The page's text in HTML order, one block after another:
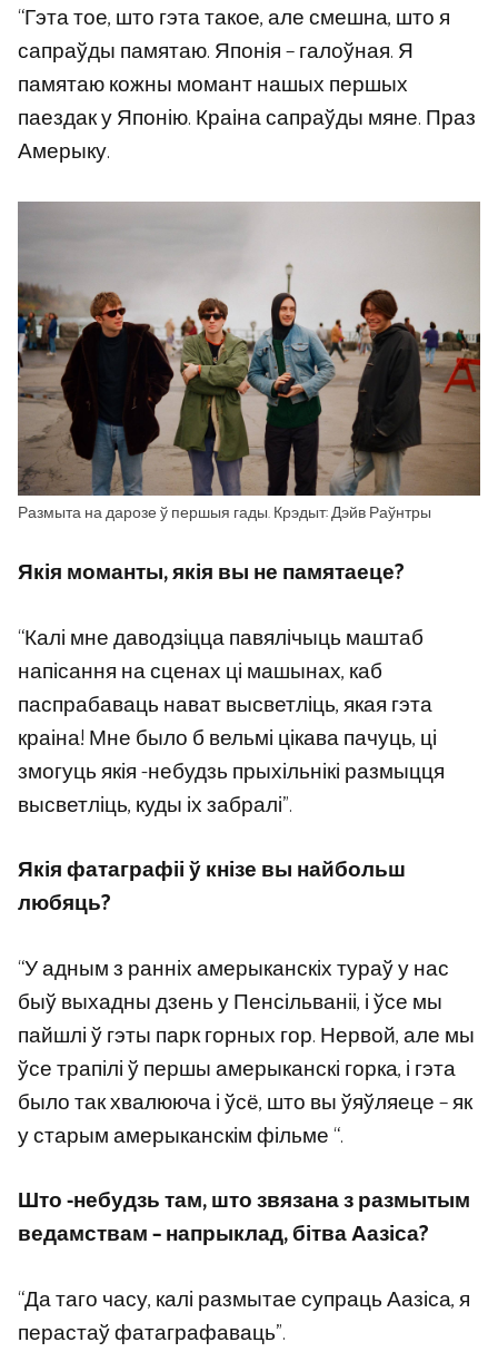
“Гэта тое, што гэта такое, але смешна, што я
сапраўды памятаю. Японія – галоўная. Я
памятаю кожны момант нашых першых
паездак у Японію. Краіна сапраўды мяне. Праз
Амерыку.
Размыта на дарозе ў першыя гады. Крэдыт: Дэйв Раўнтры
Якія моманты, якія вы не памятаеце?
“Калі мне даводзіцца павялічыць маштаб
напісання на сценах ці машынах, каб
паспрабаваць нават высветліць, якая гэта
краіна! Мне было б вельмі цікава пачуць, ці
змогуць якія -небудзь прыхільнікі размыцця
высветліць, куды іх забралі”.
Якія фатаграфіі ў кнізе вы найбольш
любяць?
“У адным з ранніх амерыканскіх тураў у нас
быў выхадны дзень у Пенсільваніі, і ўсе мы
пайшлі ў гэты парк горных гор. Нервой, але мы
ўсе трапілі ў першы амерыканскі горка, і гэта
было так хвалююча і ўсё, што вы ўяўляеце – як
у старым амерыканскім фільме “.
Што -небудзь там, што звязана з размытым
ведамствам – напрыклад, бітва Аазіса?
“Да таго часу, калі размытае супраць Аазіса, я
перастаў фатаграфаваць”.